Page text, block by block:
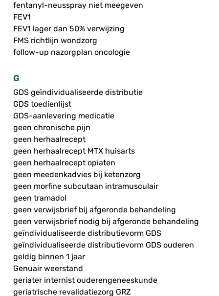
fentanyl-neusspray niet meegeven
FEV1
FEV1 lager dan 50% verwijzing
FMS richtlijn wondzorg
follow-up nazorgplan oncologie
G
GDS geïndividualiseerde distributie
GDS toedienlijst
GDS-aanlevering medicatie
geen chronische pijn
geen herhaalrecept
geen herhaalrecept MTX huisarts
geen herhaalrecept opiaten
geen meedenkadvies bij ketenzorg
geen morfine subcutaan intramusculair
geen tramadol
geen verwijsbrief bij afgeronde behandeling
geen verwijsbrief nodig bij afgeronde behandeling
geïndividualiseerde distributievorm GDS
geïndividualiseerde distributievorm GDS ouderen
geldig binnen 1 jaar
Genuair weerstand
geriater internist ouderengeneeskunde
geriatrische revalidatiezorg GRZ